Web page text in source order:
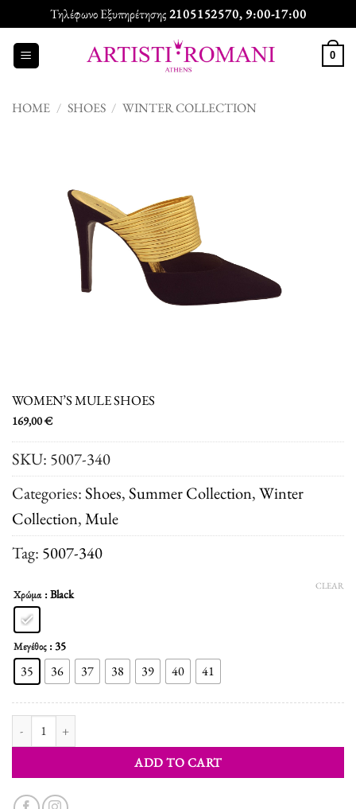
to
content
Τηλέφωνο Εξυπηρέτησης2105152570, 9:00-17:00
0
HOME / SHOES / WINTER COLLECTION
WOMEN’S MULE SHOES
169,00€
SKU: 5007-340
Categories:Shoes,Summer Collection,Winter
Collection,Μule
Tag: 5007-340
Χρώμα : Black
Μεγέθος : 35
35 36 37 38 39 40 41
CLEAR
ADD TO CART